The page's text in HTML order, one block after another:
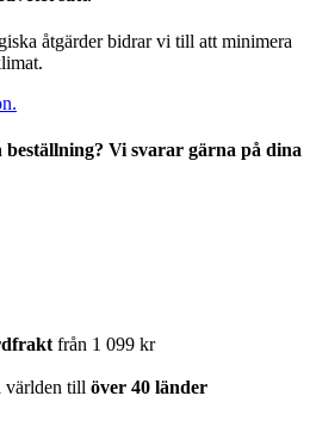
åtgärder bidrar vi till att minimera
Vi svarar gärna på dina
från 1 099 kr
världen till över 40 länder